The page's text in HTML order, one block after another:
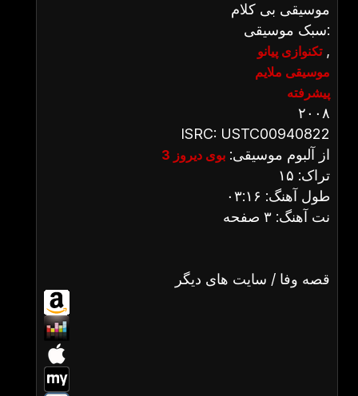
موسیقی بی کلام
سبک موسیقی:
تکنوازی پیانو,
موسیقی ملایم
پیشرفته
۲۰۰۸
ISRC: USTC00940822
از آلبوم موسیقی: بوی دیروز 3
تراک: ۱۵
طول آهنگ: ۰۳:۱۶
نت آهنگ: ۳ صفحه
قصه وفا / سایت های دیگر